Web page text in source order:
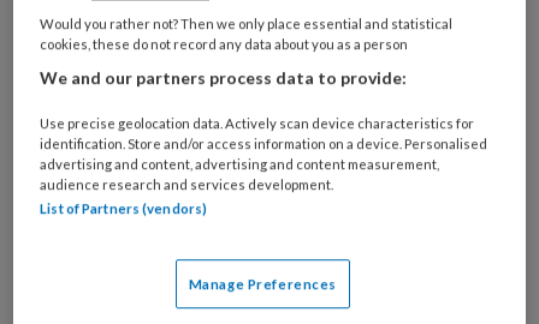
REGISTREREN
Maak gratis een account aan en lees 2
artikelen gratis per maand
Would you rather not? Then we only place essential and statistical
cookies, these do not record any data about you as a person
We and our partners process data to provide:
Use precise geolocation data. Actively scan device characteristics for
identification. Store and/or access information on a device. Personalised
advertising and content, advertising and content measurement,
audience research and services development.
List of Partners (vendors)
Manage Preferences